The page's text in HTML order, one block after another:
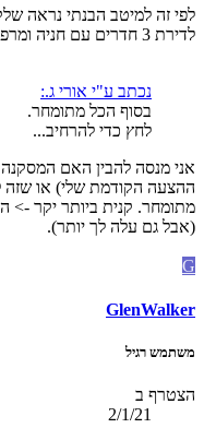
לדירת 3 חדרים עם חניה ומרפסת תהיה המוצר הכי מבוקש.
נכתב ע"י אורי ג.:
בסוף הכל מתומחר.
לחץ כדי להרחיב...
אני מנסה להבין האם
ההצעה הקודמת שלי) או שזה
מתומחר. קנית ביותר יקר ->
(אבל גם עלה לך יותר).
G
GlenWalker
משתמש רגיל
הצטרף ב
2/1/21